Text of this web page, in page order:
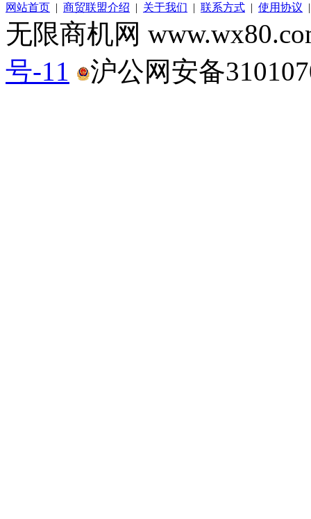
网站首页 | 商贸联盟介绍 | 关于我们 | 联系方式 | 使用协议
无限商机网
号-11
沪公网安备